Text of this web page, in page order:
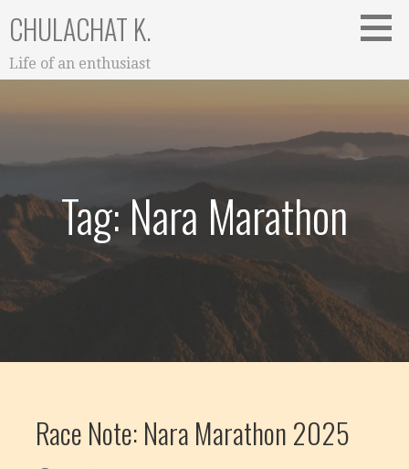
content
CHULACHAT K.
Life of an enthusiast
Tag: Nara Marathon
Race Note: Nara Marathon 2025